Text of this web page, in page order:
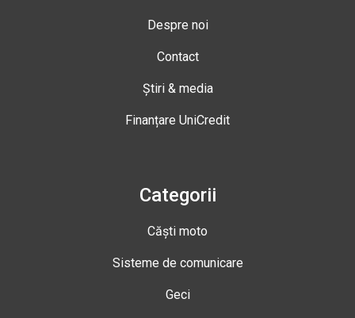
Despre noi
Contact
Știri & media
Finanțare UniCredit
Categorii
Căști moto
Sisteme de comunicare
Geci